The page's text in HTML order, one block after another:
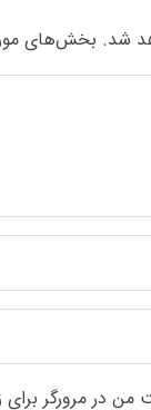
شد. بخش‌های
من در مرورگر